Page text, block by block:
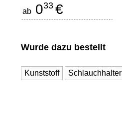
ab 033 €
Wurde dazu bestellt
Kunststoff Schlauchhalter